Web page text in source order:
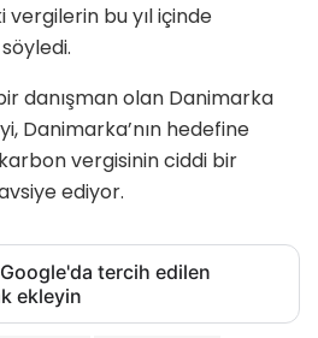
vergilerin bu yıl içinde
danışman olan Danimarka
Danimarka’nın hedefine
vergisinin ciddi bir
ediyor.
tercih edilen
ekleyin